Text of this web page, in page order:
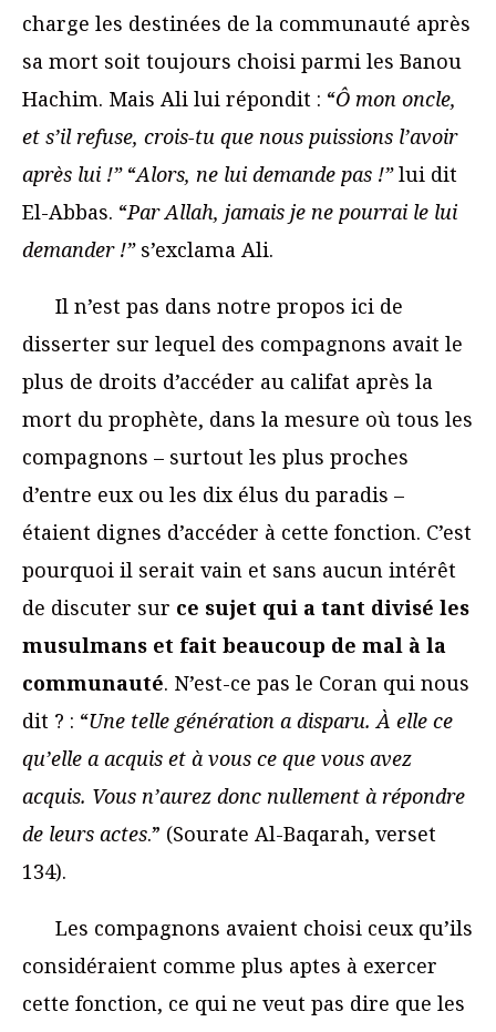
charge les destinées de la communauté après
sa mort soit toujours choisi parmi les Banou
Hachim. Mais Ali lui répondit : “Ô mon oncle,
et s’il refuse, crois-tu que nous puissions l’avoir
après lui !”“Alors, ne lui demande pas !”lui dit
El-Abbas. “Par Allah, jamais je ne pourrai le lui
demander !”s’exclama Ali.
Il n’est pas dans notre propos ici de
disserter sur lequel des compagnons avait le
plus de droits d’accéder au califat après la
mort du prophète, dans la mesure où tous les
compagnons – surtout les plus proches
d’entre eux ou les dix élus du paradis –
étaient dignes d’accéder à cette fonction. C’est
pourquoi il serait vain et sans aucun intérêt
de discuter sur ce sujet qui a tant divisé les
musulmans et fait beaucoup de mal à la
communauté. N’est-ce pas le Coran qui nous
dit ? : “Une telle génération a disparu. À elle ce
qu’elle a acquis et à vous ce que vous avez
acquis. Vous n’aurez donc nullement à répondre
de leurs actes.” (Sourate Al-Baqarah, verset
134).
Les compagnons avaient choisi ceux qu’ils
considéraient comme plus aptes à exercer
cette fonction, ce qui ne veut pas dire que les